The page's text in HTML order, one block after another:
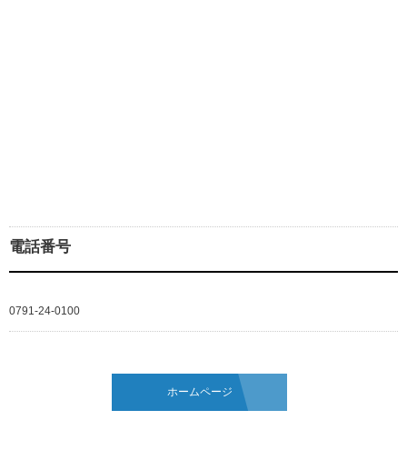
電話番号
0791-24-0100
ホームページ